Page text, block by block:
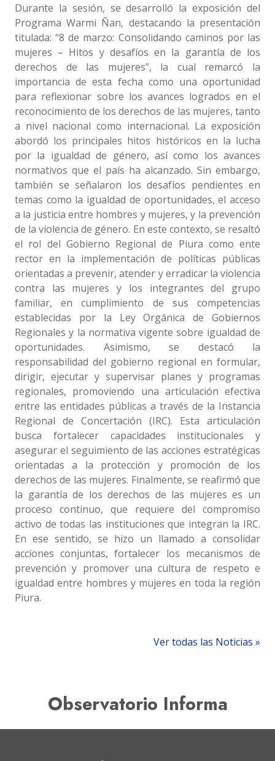
Durante la sesión, se desarrolló la exposición del
Programa Warmi Ñan, destacando la presentación
titulada: “8 de marzo: Consolidando caminos por las
mujeres – Hitos y desafíos en la garantía de los
derechos de las mujeres”, la cual remarcó la
importancia de esta fecha como una oportunidad
para reflexionar sobre los avances logrados en el
reconocimiento de los derechos de las mujeres, tanto
a nivel nacional como internacional. La exposición
abordó los principales hitos históricos en la lucha
por la igualdad de género, así como los avances
normativos que el país ha alcanzado. Sin embargo,
también se señalaron los desafíos pendientes en
temas como la igualdad de oportunidades, el acceso
a la justicia entre hombres y mujeres, y la prevención
de la violencia de género. En este contexto, se resaltó
el rol del Gobierno Regional de Piura como ente
rector en la implementación de políticas públicas
orientadas a prevenir, atender y erradicar la violencia
contra las mujeres y los integrantes del grupo
familiar, en cumplimiento de sus competencias
establecidas por la Ley Orgánica de Gobiernos
Regionales y la normativa vigente sobre igualdad de
oportunidades. Asimismo, se destacó la
responsabilidad del gobierno regional en formular,
dirigir, ejecutar y supervisar planes y programas
regionales, promoviendo una articulación efectiva
entre las entidades públicas a través de la Instancia
Regional de Concertación (IRC). Esta articulación
busca fortalecer capacidades institucionales y
asegurar el seguimiento de las acciones estratégicas
orientadas a la protección y promoción de los
derechos de las mujeres. Finalmente, se reafirmó que
la garantía de los derechos de las mujeres es un
proceso continuo, que requiere del compromiso
activo de todas las instituciones que integran la IRC.
En ese sentido, se hizo un llamado a consolidar
acciones conjuntas, fortalecer los mecanismos de
prevención y promover una cultura de respeto e
igualdad entre hombres y mujeres en toda la región
Piura.
Ver todas las Noticias »
Observatorio Informa